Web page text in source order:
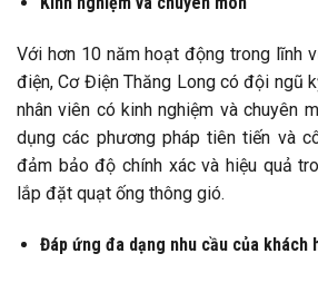
Với hơn 10 năm hoạt động trong lĩnh
điện, Cơ Điện Thăng Long có đội ngũ
nhân viên có kinh nghiệm và chuyên
dụng các phương pháp tiên tiến và
đảm bảo độ chính xác và hiệu quả
lắp đặt quạt ống thông gió.
Đáp ứng đa dạng nhu cầu của khách